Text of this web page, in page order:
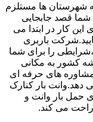
شهرستان ها مستلزم
شما قصد جابجایی
این کار در ابتدا می
باربری
را برای شما
کشور به مکانی
مشاوره های حرفه ای
بار کنارک
حمل بار وانت و
راحت می کند.